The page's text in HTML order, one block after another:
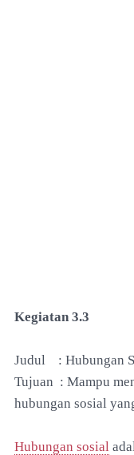
Kegiatan 3.3
Judul : Hubungan
Tujuan : Mampu
hubungan sosial
Hubungan sosial